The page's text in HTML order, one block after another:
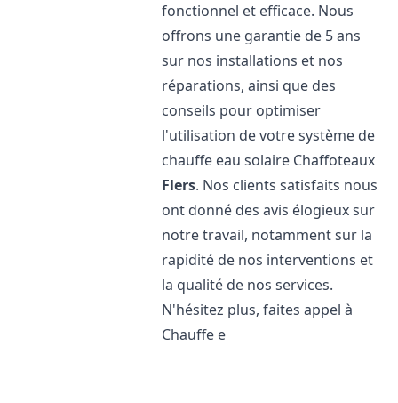
fonctionnel et efficace. Nous
offrons une garantie de 5 ans
sur nos installations et nos
réparations, ainsi que des
conseils pour optimiser
l'utilisation de votre système de
chauffe eau solaire Chaffoteaux
Flers. Nos clients satisfaits nous
ont donné des avis élogieux sur
notre travail, notamment sur la
rapidité de nos interventions et
la qualité de nos services.
N'hésitez plus, faites appel à
Chauffe e